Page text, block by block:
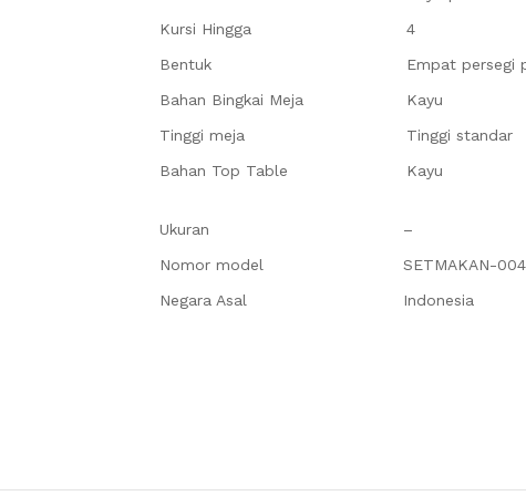
Kursi Hingga
4
Bentuk
Empat persegi
Bahan Bingkai Meja
Kayu
Tinggi meja
Tinggi standar
Bahan Top Table
Kayu
Ukuran
–
Nomor model
SETMAKAN-004
Negara Asal
Indonesia